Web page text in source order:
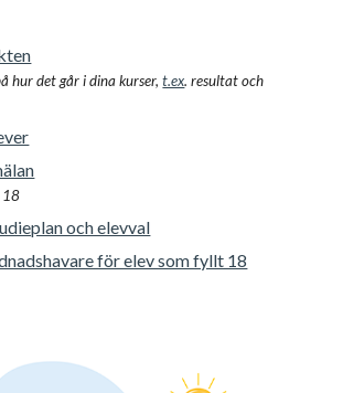
hur det går i dina kurser,t.ex. resultat och
18
och elevval
för elev som fyllt 18